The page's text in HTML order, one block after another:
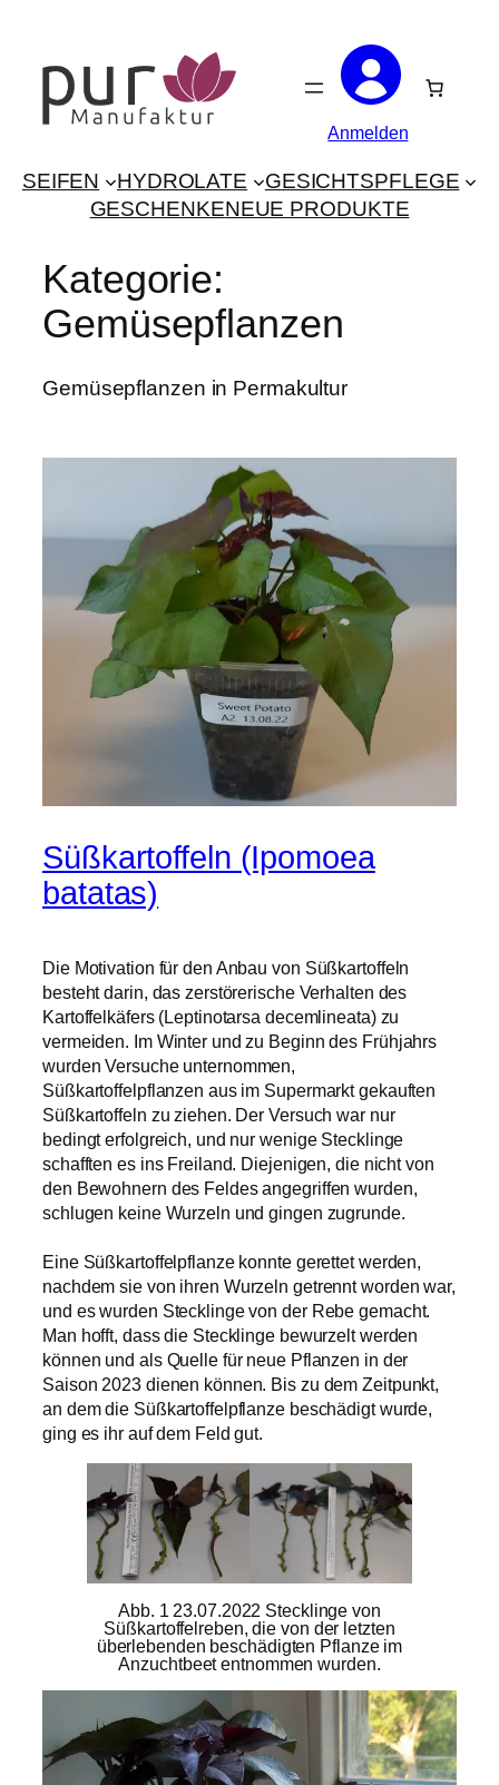
springen
Anmelden
SEIFEN HYDROLATE
GESICHTSPFLEGE
GESCHENKENEUE PRODUKTE
Kategorie:
Gemüsepflanzen
Gemüsepflanzen in Permakultur
Süßkartoffeln (Ipomoea
batatas)
Die Motivation für den Anbau von Süßkartoffeln
besteht darin, das zerstörerische Verhalten des
Kartoffelkäfers (Leptinotarsa decemlineata) zu
vermeiden. Im Winter und zu Beginn des Frühjahrs
wurden Versuche unternommen,
Süßkartoffelpflanzen aus im Supermarkt gekauften
Süßkartoffeln zu ziehen. Der Versuch war nur
bedingt erfolgreich, und nur wenige Stecklinge
schafften es ins Freiland. Diejenigen, die nicht von
den Bewohnern des Feldes angegriffen wurden,
schlugen keine Wurzeln und gingen zugrunde.
Eine Süßkartoffelpflanze konnte gerettet werden,
nachdem sie von ihren Wurzeln getrennt worden war,
und es wurden Stecklinge von der Rebe gemacht.
Man hofft, dass die Stecklinge bewurzelt werden
können und als Quelle für neue Pflanzen in der
Saison 2023 dienen können. Bis zu dem Zeitpunkt,
an dem die Süßkartoffelpflanze beschädigt wurde,
ging es ihr auf dem Feld gut.
Abb. 1 23.07.2022 Stecklinge von
Süßkartoffelreben, die von der letzten
überlebenden beschädigten Pflanze im
Anzuchtbeet entnommen wurden.